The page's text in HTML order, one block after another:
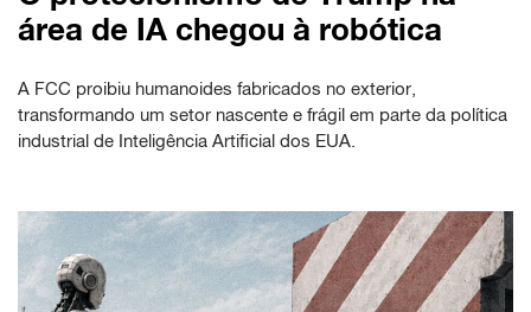
área de IA chegou à robótica
A FCC proibiu humanoides fabricados no exterior,
transformando um setor nascente e frágil em parte da política
industrial de Inteligência Artificial dos EUA.